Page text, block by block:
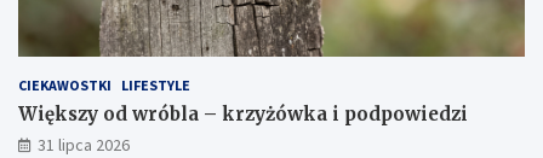
CIEKAWOSTKI LIFESTYLE
Większy od wróbla – krzyżówka i podpowiedzi
31 lipca 2026